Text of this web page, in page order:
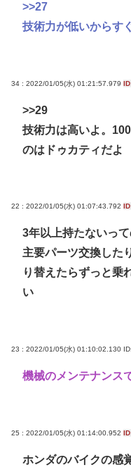
>>27
技術力が低いからす
34 : 2022/01/05(水) 01:21:57.979
>>29
技術力は高いよ。
のはドゥカティだよ
22 : 2022/01/05(水) 01:07:43.792
3年以上持たないっ
主要パーツ交換した
り替えたらずっと乗
い
23 : 2022/01/05(水) 01:10:02.130
機械のメンテナンス
25 : 2022/01/05(水) 01:14:00.952
ホンダのバイクの感